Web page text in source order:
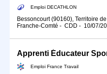
Emploi DECATHLON
Bessoncourt (90160), Territoire
Franche-Comté - CDD - 10/07/
Emploi France Travail